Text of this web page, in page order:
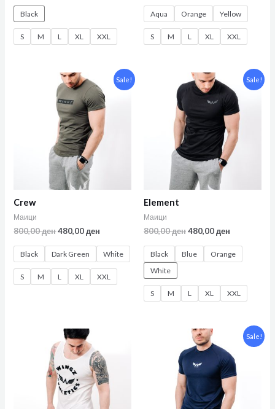
Black
S M L XL XXL
Aqua Orange Yellow
S M L XL XXL
Sale!
Crew
Маици
800,00ден480,00ден
Black Dark Green White
S M L XL XXL
Sale!
Element
Маици
800,00ден480,00ден
Black Blue
Orange
White
S M L XL XXL
Sale!